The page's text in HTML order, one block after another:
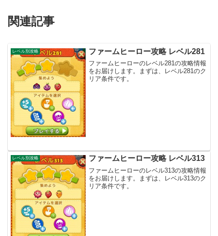
関連記事
レベル別攻略 ファームヒーロー攻略 レベル281
ファームヒーローのレベル281の攻略情報
をお届けします。まずは、レベル281のク
リア条件です。
レベル別攻略 ファームヒーロー攻略 レベル313
ファームヒーローのレベル313の攻略情報
をお届けします。まずは、レベル313のク
リア条件です。